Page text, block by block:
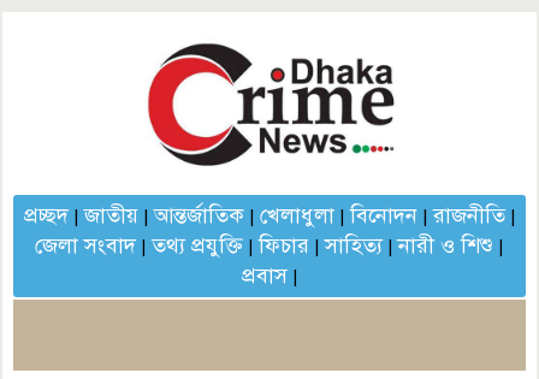
প্রচ্ছদ|জাতীয়|আন্তর্জাতিক| খেলাধুলা|বিনোদন|রাজনীতি|
জেলা সংবাদ|তথ্য প্রযুক্তি |ফিচার |সাহিত্য|নারী ও শিশু |
প্রবাস|